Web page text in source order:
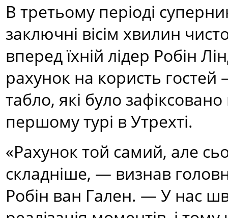
В третьому періоді
заключні вісім хвилин
вперед їхній лідер Робін
рахунок на користь
табло, які було
першому турі в Утрехті.
«Рахунок той самий, але
складніше, — визнав
Робін ван Гален. — У нас